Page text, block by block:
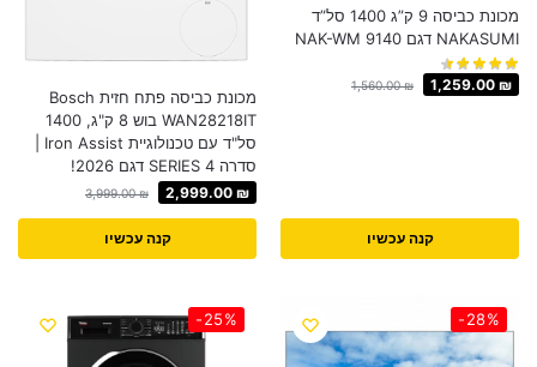
מכונת כביסה 9 ק”ג 1400 סל”ד
NAKASUMI דגם NAK-WM 9140
1,560.00₪ 1,259.00 ₪
קנה עכשיו
מכונת כביסה פתח חזית Bosch
WAN28218IT בוש 8 ק"ג, 1400
סדרה 4 SERIES דגם 2026!
3,999.00₪ 2,999.00 ₪
קנה עכשיו
-28%
-25%